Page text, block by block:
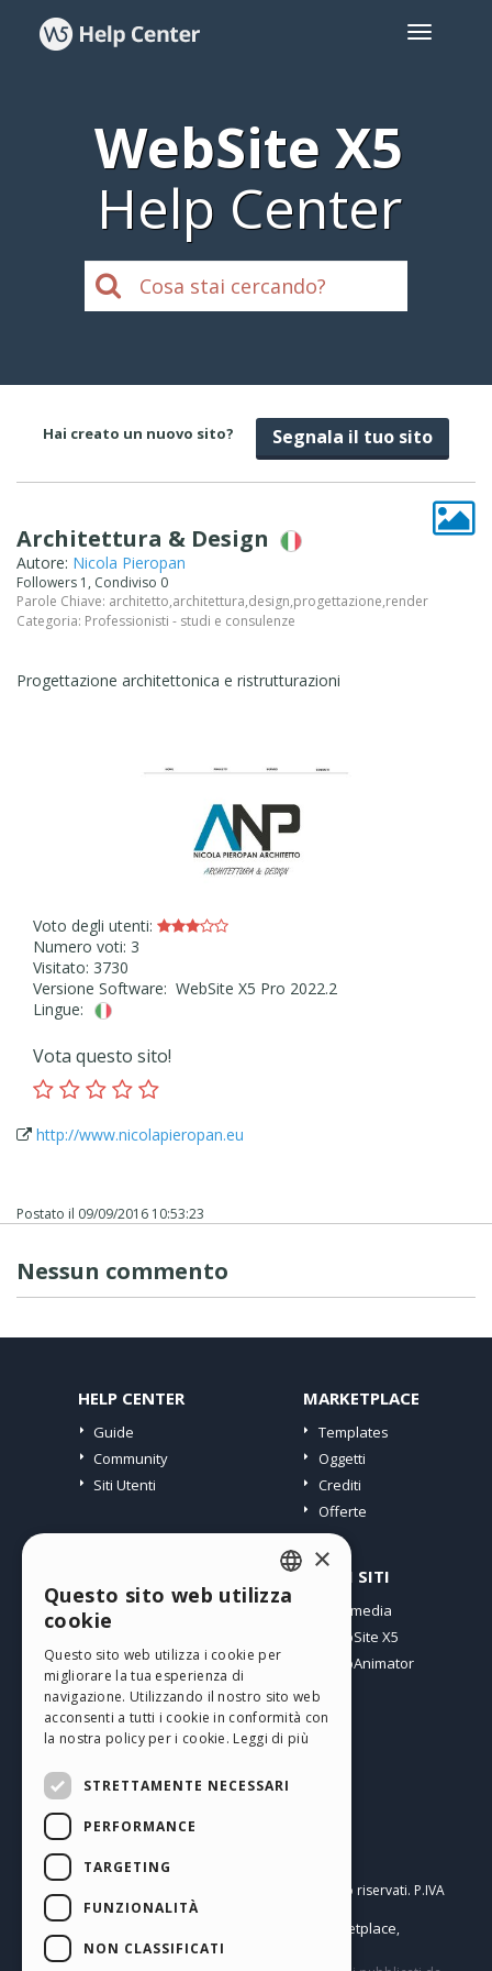
WebSite X5
Help Center
Hai creato un nuovo sito? Segnala il tuo sito
Architettura & Design
Autore: Nicola Pieropan
Followers 1, Condiviso 0
Parole Chiave: architetto,architettura,design,progettazione,render
Categoria: Professionisti - studi e consulenze
Progettazione architettonica e ristrutturazioni
Voto degli utenti:
Numero voti: 3
Visitato: 3730
Versione Software: WebSite X5 Pro 2022.2
Lingue:
Vota questo sito!
http://www.nicolapieropan.eu
Postato il 09/09/2016 10:53:23
Nessun commento
HELP CENTER
Guide
Community
Siti Utenti
MARKETPLACE
Templates
Oggetti
Crediti
Offerte
I miei post
I miei Download
Spazio Web
I miei Crediti
ALTRI SITI
Incomedia
WebSite X5
WebAnimator
Italiano
Copyright © 2026
Tutti i diritti sono riservati. P.IVA
IT07514640015
Help Center / Marketplace,
Templates,Objects|Privacy Policy
ENGLISH
SPANISH
PORTUGUESE
POLISH
×
Questo sito web utilizza
cookie
Questo sito web utilizza i cookie per
migliorare la tua esperienza di
navigazione. Utilizzando il nostro sito web
acconsenti a tutti i cookie in conformità con
la nostra policy per i cookie. Leggi di più
STRETTAMENTE NECESSARI
PERFORMANCE
TARGETING
FUNZIONALITÀ
NON CLASSIFICATI